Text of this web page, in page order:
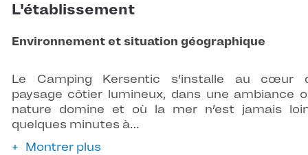
L'établissement
Environnement et situation géographique
Le Camping Kersentic s’installe au cœur
paysage côtier lumineux, dans une ambiance
nature domine et où la mer n’est jamais
quelques minutes à…
Montrer plus